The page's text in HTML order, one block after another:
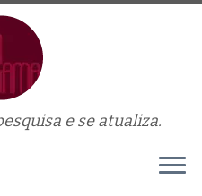
e se atualiza.